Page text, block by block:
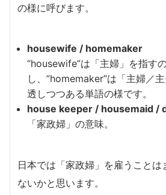
の様に呼びます。
housewife / homemaker
“housewife”は「主婦」を指す
し、”homemaker”は「主婦／
透しつつある単語の様です。
house keeper / housemaid /
「家政婦」の意味。
日本では「家政婦」を雇うことは
ないかと思います。